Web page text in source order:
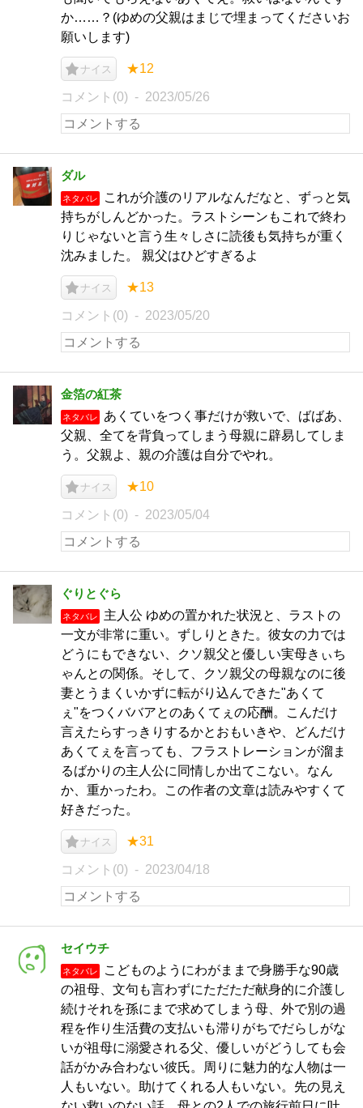
か……？(ゆめの父親はまじで埋まってくださいお
願いします)
ナイス ★12
コメント(0) 2023/05/26
ダル
ネタバレ
これが介護のリアルなんだなと、ずっと気
持ちがしんどかった。ラストシーンもこれで終わ
りじゃないと言う生々しさに読後も気持ちが重く
沈みました。 親父はひどすぎるよ
ナイス ★13
コメント(0) 2023/05/20
金箔の紅茶
ネタバレ
あくていをつく事だけが救いで、ばばあ、
父親、全てを背負ってしまう母親に辟易してしま
う。父親よ、親の介護は自分でやれ。
ナイス ★10
コメント(0) 2023/05/04
ぐりとぐら
ネタバレ
主人公 ゆめの置かれた状況と、ラストの
一文が非常に重い。ずしりときた。彼女の力では
どうにもできない、クソ親父と優しい実母きぃち
ゃんとの関係。そして、クソ親父の母親なのに後
妻とうまくいかずに転がり込んできた"あくて
ぇ"をつくババアとのあくてぇの応酬。こんだけ
言えたらすっきりするかとおもいきや、どんだけ
あくてぇを言っても、フラストレーションが溜ま
るばかりの主人公に同情しか出てこない。なん
か、重かったわ。この作者の文章は読みやすくて
好きだった。
ナイス ★31
コメント(0) 2023/04/18
セイウチ
ネタバレ
こどものようにわがままで身勝手な90歳
の祖母、文句も言わずにただただ献身的に介護し
続けそれを孫にまで求めてしまう母、外で別の過
程を作り生活費の支払いも滞りがちでだらしがな
いが祖母に溺愛される父、優しいがどうしても会
話がかみ合わない彼氏。周りに魅力的な人物は一
人もいない。助けてくれる人もいない。先の見え